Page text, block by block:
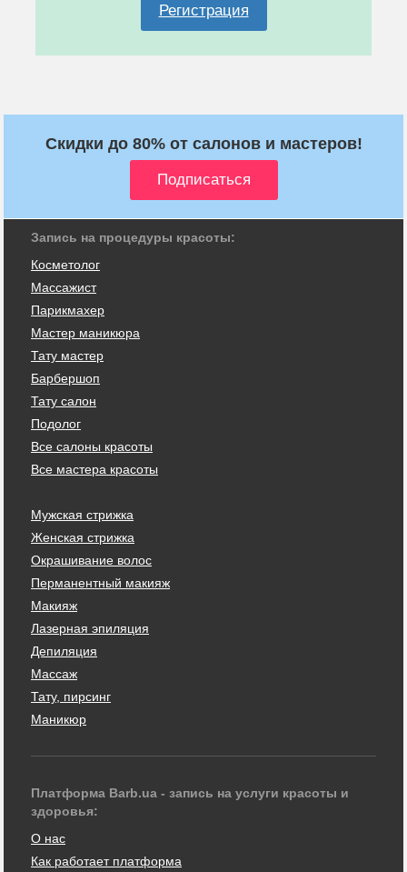
Регистрация
Скидки до 80% от салонов и мастеров!
Запись на процедуры красоты:
Косметолог
Массажист
Парикмахер
Мастер маникюра
Тату мастер
Барбершоп
Тату салон
Подолог
Все салоны красоты
Все мастера красоты
Мужская стрижка
Женская стрижка
Окрашивание волос
Перманентный макияж
Макияж
Лазерная эпиляция
Депиляция
Массаж
Тату, пирсинг
Маникюр
Платформа Barb.ua - запись на услуги красоты и
здоровья:
О нас
Как работает платформа